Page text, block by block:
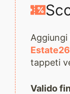
Estate26
tappeti
Valido